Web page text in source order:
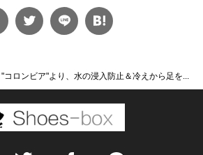
"コロンビア"より、水の浸入防止＆冷えから足を...